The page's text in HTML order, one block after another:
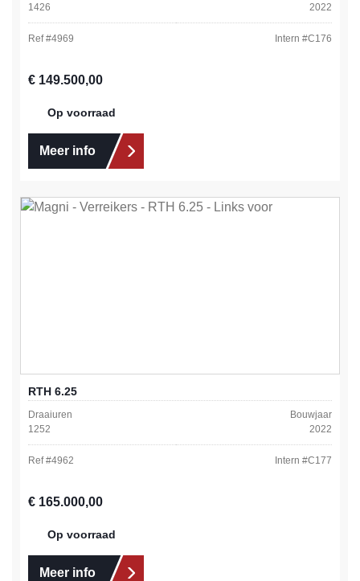
1426
2022
Ref #4969 Intern #C176
Normale prijs:
€ 149.500,00
Op voorraad
Meer info
RTH 6.25
Draaiuren
1252
Bouwjaar
2022
Ref #4962 Intern #C177
Normale prijs:
€ 165.000,00
Op voorraad
Meer info